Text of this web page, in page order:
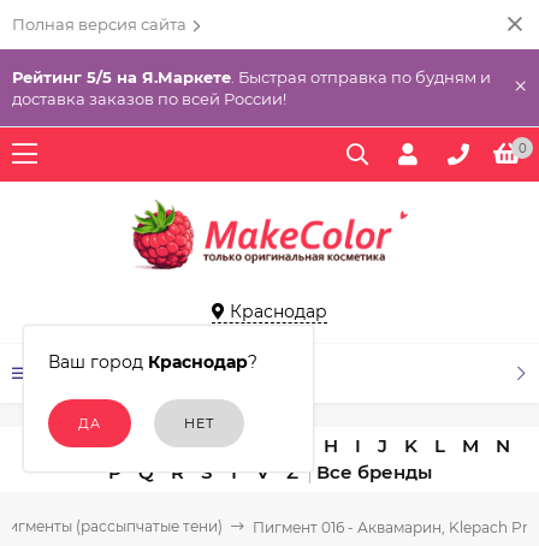
Полная версия сайта
Рейтинг 5/5 на Я.Маркете . Быстрая отправка по будням и
доставка заказов по всей России!
×
0
Краснодар
Ваш город Краснодар?
КАТАЛОГ ТОВАРОВ
A C D E H I J K L M
N
P
Q R S T V Z
(рассыпчатые тени) Пигмент 016 - Аквамарин, Klepach Pro